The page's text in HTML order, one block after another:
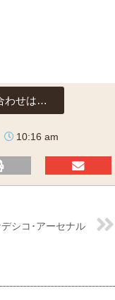
わせは…
10:16 am
シコ･アーセナル